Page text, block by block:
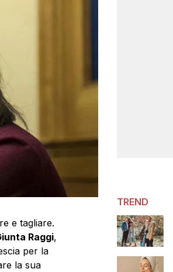
e tagliare.
Raggi,
per la
la sua
TREND